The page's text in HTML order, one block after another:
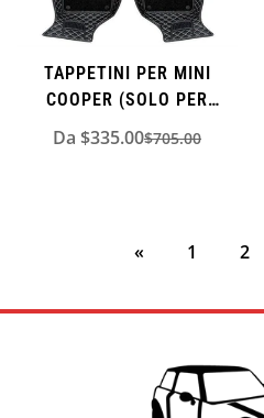
TAPPETINI PER MINI
COOPER (SOLO PER
MANIGLIA SINISTRA)
Prezzo
Da $335.00Prezzo
$705.00
« 1 2